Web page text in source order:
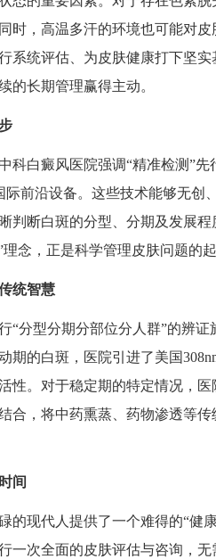
时，高温多汗的环境也可能对皮
系统评估、为皮肤健康打下坚
的长期管理赢得主动。
白癜风医院强调“精准检测”先
际前沿设备。这些技术能够无创
判断白斑的分型、分期及发展
念，正是科学管理皮肤问题的起
统智慧
型分期分部位分人群”的辨证
期的白斑，医院引进了美国
性。对于稳定期的特定情况，
合，将中药熏蒸、药物渗透等
间
现代人提供了一个难得的“健
一次全面的皮肤评估与咨询，